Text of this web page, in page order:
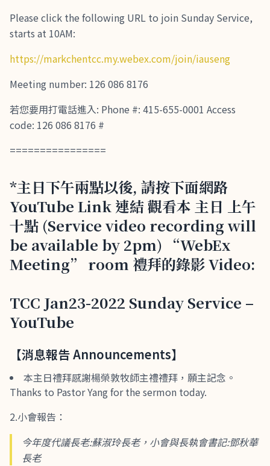
Please click the following URL to join Sunday Service,
starts at 10AM:
https://markchentcc.my.webex.com/join/iauseng
Meeting number: 126 086 8176
若您要用打電話進入: Phone #: 415-655-0001 Access
code: 126 086 8176 #
================
*主日下午兩點以後, 請按下面網路
YouTube Link 連結 觀看本 主日 上午
十點 (Service video recording will
be available by 2pm) “WebEx
Meeting” room 禮拜的錄影 Video:
TCC Jan23-2022 Sunday Service –
YouTube
【消息報告 Announcements】
本主日禮拜感謝楊榮敦牧師主禮禮拜，願主記念。
Thanks to Pastor Yang for the sermon today.
2.小會報告：
今年度代議長老:蘇淑玲長老，小會與長執會書記:鄧秋華
長老